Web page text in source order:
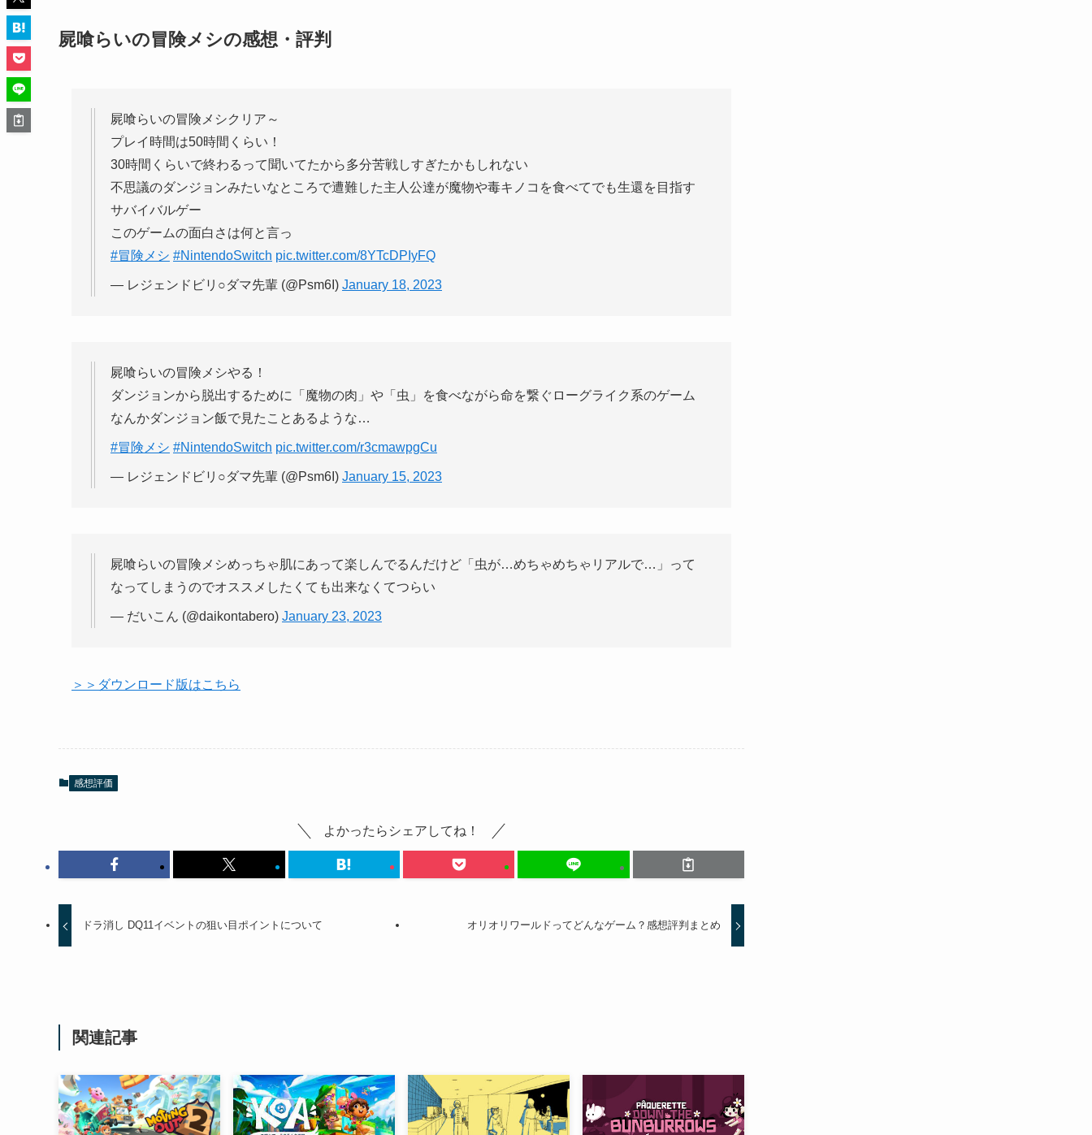
屍喰らいの冒険メシの感想・評判
屍喰らいの冒険メシクリア～
プレイ時間は50時間くらい！
30時間くらいで終わるって聞いてたから多分苦戦しすぎたかもしれない
不思議のダンジョンみたいなところで遭難した主人公達が魔物や毒キノコを食べてでも生還を目指す
サバイバルゲー
このゲームの面白さは何と言っ
#冒険メシ #NintendoSwitch pic.twitter.com/8YTcDPIyFQ
— レジェンドビリ○ダマ先輩 (@Psm6I) January 18, 2023
屍喰らいの冒険メシやる！
ダンジョンから脱出するために「魔物の肉」や「虫」を食べながら命を繋ぐローグライク系のゲーム
なんかダンジョン飯で見たことあるような…
#冒険メシ #NintendoSwitch pic.twitter.com/r3cmawpgCu
— レジェンドビリ○ダマ先輩 (@Psm6I) January 15, 2023
屍喰らいの冒険メシめっちゃ肌にあって楽しんでるんだけど「虫が…めちゃめちゃリアルで…」って
なってしまうのでオススメしたくても出来なくてつらい
— だいこん (@daikontabero) January 23, 2023
＞＞ダウンロード版はこちら
感想評価
よかったらシェアしてね！
ドラ消し DQ11イベントの狙い目ポイントについて オリオリワールドってどんなゲーム？感想評判まとめ
関連記事